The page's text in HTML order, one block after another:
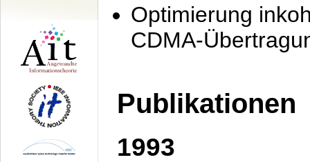
Optimierung
CDMA-
Publikationen
1993